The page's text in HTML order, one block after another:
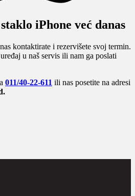
iPhone već danas
kontaktirate i rezervišete svoj termin.
u naš servis ili nam ga poslati
011/40-22-611 ili nas posetite na adresi